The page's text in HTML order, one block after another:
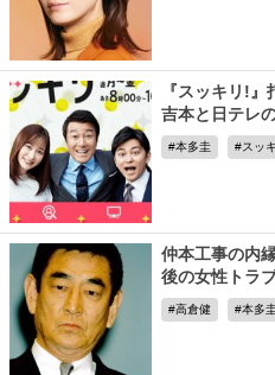
『スッキリ!
吉本と日テレ
本多圭 スッ
仲本工事の内
後の女性トラブ
高倉健 本多